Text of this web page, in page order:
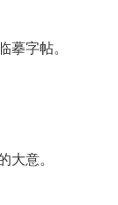
摹字帖。
大意。